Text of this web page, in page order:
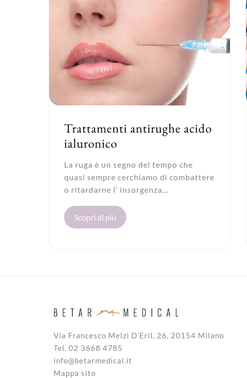
Trattamenti antirughe acido
ialuronico
La ruga è un segno del tempo che
quasi sempre cerchiamo di combattere
o ritardarne l’ insorgenza…
Scopri di più
Via Francesco Melzi D’Eril, 26, 20154 Milano
Tel. 02 3668 4785
info@betarmedical.it
Mappa sito